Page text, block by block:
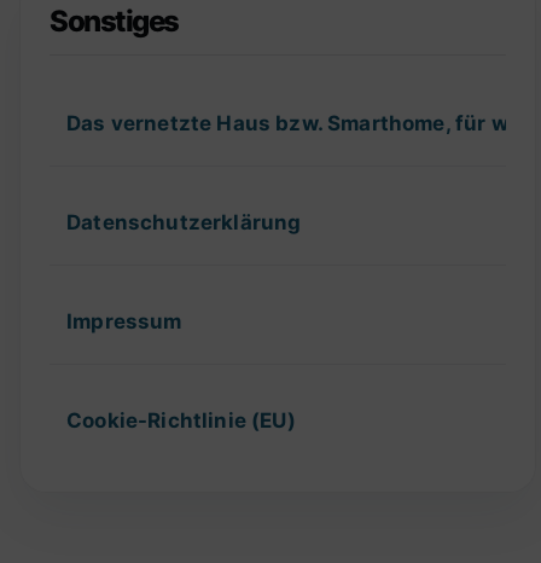
Sonstiges
Das vernetzte Haus bzw. Smarthome, für
Datenschutzerklärung
Impressum
Cookie-Richtlinie (EU)